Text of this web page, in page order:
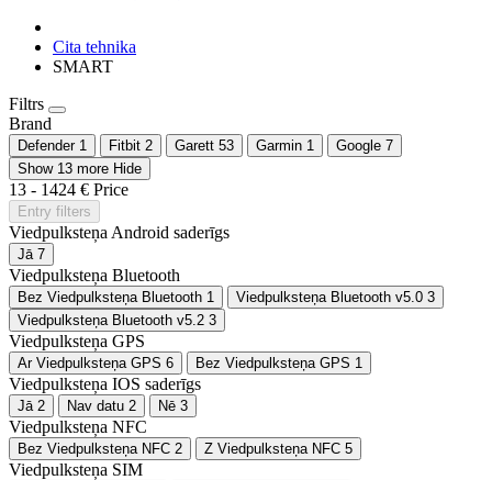
Cita tehnika
SMART
Filtrs
Brand
Defender 1 Fitbit 2 Garett 53 Garmin 1 Google 7
Show 13 more Hide
13 - 1424 € Price
Entry filters
Viedpulksteņa Android saderīgs
Jā 7
Viedpulksteņa Bluetooth
Bez Viedpulksteņa Bluetooth 1 Viedpulksteņa Bluetooth v5.0 3
Viedpulksteņa Bluetooth v5.2 3
Viedpulksteņa GPS
Ar Viedpulksteņa GPS 6 Bez Viedpulksteņa GPS 1
Viedpulksteņa IOS saderīgs
Jā 2 Nav datu 2 Nē 3
Viedpulksteņa NFC
Bez Viedpulksteņa NFC 2 Z Viedpulksteņa NFC 5
Viedpulksteņa SIM